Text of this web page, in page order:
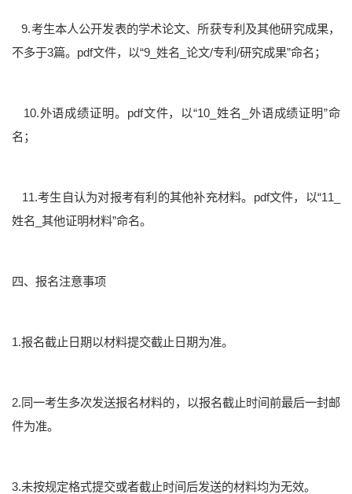
9.考生本人公开发表的学术论文、所获专利及其他研究成果，
不多于3篇。pdf文件，以“9_姓名_论文/专利/研究成果”命名；
10.外语成绩证明。pdf文件，以“10_姓名_外语成绩证明”命
名；
11.考生自认为对报考有利的其他补充材料。pdf文件，以“11_
姓名_其他证明材料”命名。
四、报名注意事项
1.报名截止日期以材料提交截止日期为准。
2.同一考生多次发送报名材料的，以报名截止时间前最后一封邮
件为准。
3.未按规定格式提交或者截止时间后发送的材料均为无效。